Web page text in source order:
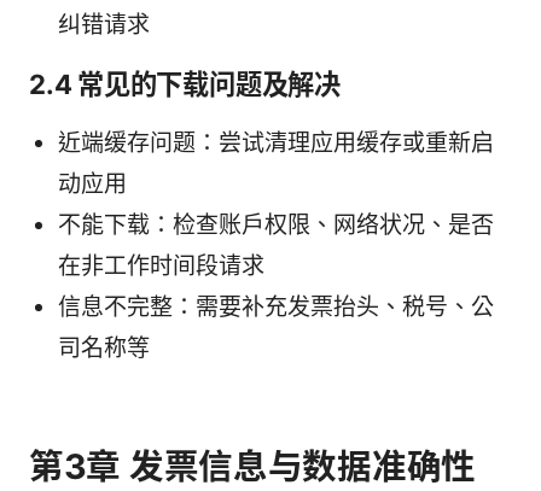
纠错请求
2.4 常见的下载问题及解决
近端缓存问题：尝试清理应用缓存或重新启
动应用
不能下载：检查账户权限、网络状况、是否
在非工作时间段请求
信息不完整：需要补充发票抬头、税号、公
司名称等
第3章 发票信息与数据准确性